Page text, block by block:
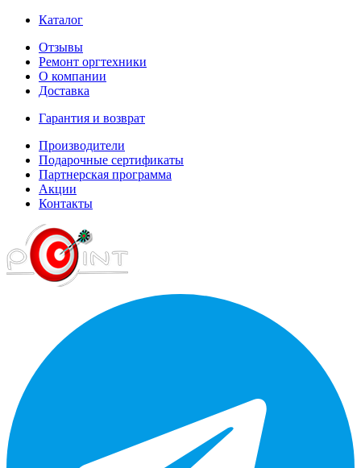
Каталог
Отзывы
Ремонт оргтехники
О компании
Доставка
Гарантия и возврат
Производители
Подарочные сертификаты
Партнерская программа
Акции
Контакты